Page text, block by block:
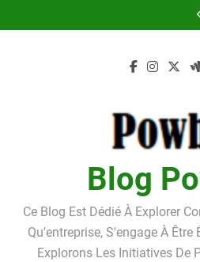
to
?
Pourquoi
box
stockage
d’occasion
du
débiteur
de
la
procédure
et
?
box
de
?
tarifs,
avantages
détaillés
stockage
un
box
de
stockage
Blog
Ce Blog Est Dédié À Explorer
Qu'entreprise, S'engage À Être
Explorons Les Initiatives De